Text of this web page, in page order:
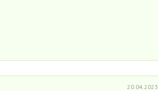
20.04.2023